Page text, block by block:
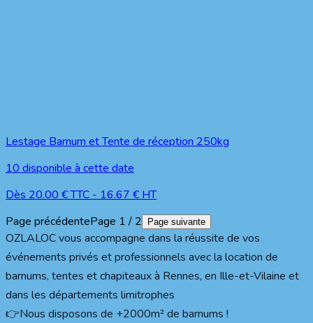
Lestage Barnum et Tente de réception 250kg
10 disponible à cette date
Dès 20.00 € TTC - 16.67 € HT
Page précédentePage 1/ 2 Page suivante
OZLALOC vous accompagne dans la réussite de vos
événements privés et professionnels avec la location de
barnums, tentes et chapiteaux à Rennes, en Ille-et-Vilaine et
dans les départements limitrophes
👉Nous disposons de +2000m² de barnums !